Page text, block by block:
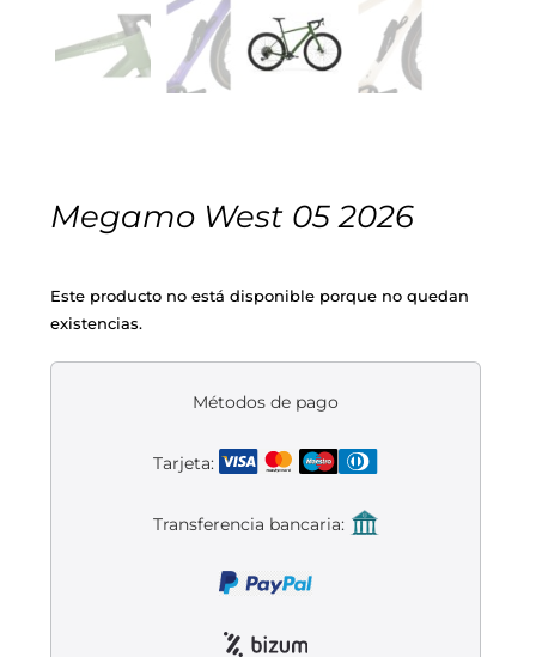
Eléctricas
Montajes a la Carta
Pedales
Ruedas
Suspensión
Transmisión
Gafas
Puños y cintas
Bombas
Portabidones
Varios accesorios
Liquidación accesorios
Mantenimiento de bicicletas
Equipaciones gr-100
Ropa
Calcetines
Outlet equipación
REBAJAS
Megamo West 05 2026
Este producto no está disponible porque no quedan
existencias.
Métodos de pago
Tarjeta:
Transferencia bancaria: